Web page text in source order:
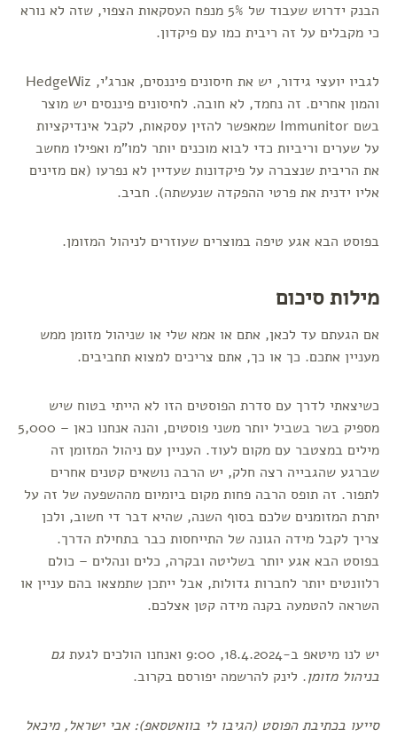
הבנק ידרוש שעבוד של 5% מנפח העסקאות הצפוי, שזה לא נורא
כי מקבלים על זה ריבית כמו עם פיקדון.
לגביו יועצי גידור, יש את חיסונים פיננסים, אנרג'י, HedgeWiz
והמון אחרים. זה נחמד, לא חובה. לחיסונים פיננסים יש מוצר
בשם Immunitor שמאפשר להזין עסקאות, לקבל אינדיקציות
על שערים וריביות כדי לבוא מוכנים יותר למו"מ ואפילו מחשב
את הריבית שנצברה על פיקדונות שעדיין לא נפרעו (אם מזינים
אליו ידנית את פרטי ההפקדה שנעשתה). חביב.
בפוסט הבא אגע טיפה במוצרים שעוזרים לניהול המזומן.
מילות סיכום
אם הגעתם עד לכאן, אתם או אמא שלי או שניהול מזומן ממש
מעניין אתכם. כך או כך, אתם צריכים למצוא תחביבים.
כשיצאתי לדרך עם סדרת הפוסטים הזו לא הייתי בטוח שיש
מספיק בשר בשביל יותר משני פוסטים, והנה אנחנו כאן – 5,000
מילים במצטבר עם מקום לעוד. העניין עם ניהול המזומן זה
שברגע שהגבייה רצה חלק, יש הרבה נושאים קטנים אחרים
לתפור. זה תופס הרבה פחות מקום ביומיום מההשפעה של זה על
יתרת המזומנים שלכם בסוף השנה, שהיא דבר די חשוב, ולכן
צריך לקבל מידה הגונה של התייחסות כבר בתחילת הדרך.
בפוסט הבא אגע יותר בשליטה ובקרה, כלים ונהלים – כולם
רלוונטים יותר לחברות גדולות, אבל ייתכן שתמצאו בהם עניין או
השראה להטמעה בקנה מידה קטן אצלכם.
יש לנו מיטאפ ב-18.4.2024, 9:00 ואנחנו הולכים לגעת
גם
בניהול מזומן. לינק להרשמה יפורסם בקרוב.
סייעו בכתיבת הפוסט (הגיבו לי בוואטסאפ): אבי ישראל, מיכאל